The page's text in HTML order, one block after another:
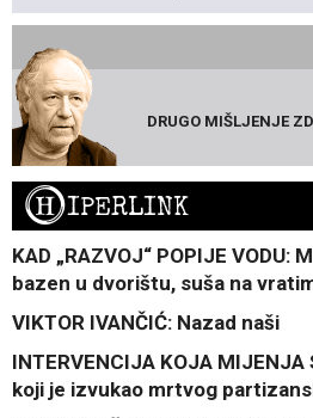
DRUGO MIŠLJENJE
HIPERLINK
KAD „RAZVOJ“ POPIJE VODU:
bazen u dvorištu, suša na
VIKTOR IVANČIĆ: Nazad naši
INTERVENCIJA KOJA MIJENJA
koji je izvukao mrtvog